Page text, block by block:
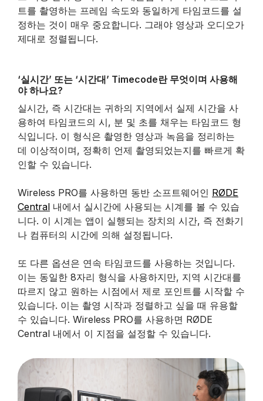
트를 촬영하는 프레임 속도와 동일하게 타임코드를 설
정하는 것이 매우 중요합니다. 그래야 영상과 오디오가
제대로 정렬됩니다.
‘실시간’ 또는 ‘시간대’ Timecode란 무엇이며 사용해
야 하나요?
실시간, 즉 시간대는 귀하의 지역에서 실제 시간을 사
용하여 타임코드의 시, 분 및 초를 채우는 타임코드 형
식입니다. 이 형식은 촬영한 영상과 녹음을 정리하는
데 이상적이며, 정확히 언제 촬영되었는지를 빠르게 확
인할 수 있습니다.
Wireless PRO를 사용하면 동반 소프트웨어인 RØDE
Central 내에서 실시간에 사용되는 시계를 볼 수 있습
니다. 이 시계는 앱이 실행되는 장치의 시간, 즉 전화기
나 컴퓨터의 시간에 의해 설정됩니다.
또 다른 옵션은 연속 타임코드를 사용하는 것입니다.
이는 동일한 8자리 형식을 사용하지만, 지역 시간대를
따르지 않고 원하는 시점에서 제로 포인트를 시작할 수
있습니다. 이는 촬영 시작과 정렬하고 싶을 때 유용할
수 있습니다. Wireless PRO를 사용하면 RØDE
Central 내에서 이 지점을 설정할 수 있습니다.